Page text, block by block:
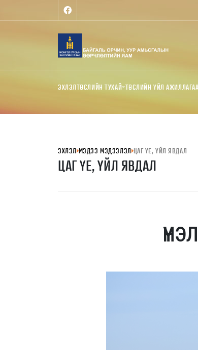
ЭХЛЭЛТӨСЛИЙН ТУХАЙ ТӨСЛИЙН ҮЙЛ
ЭХЛЭЛ МЭДЭЭ МЭДЭЭЛЭЛ ЦАГ ҮЕ, ҮЙЛ ЯВДАЛ
ЦАГ ҮЕ, ҮЙЛ ЯВДАЛ